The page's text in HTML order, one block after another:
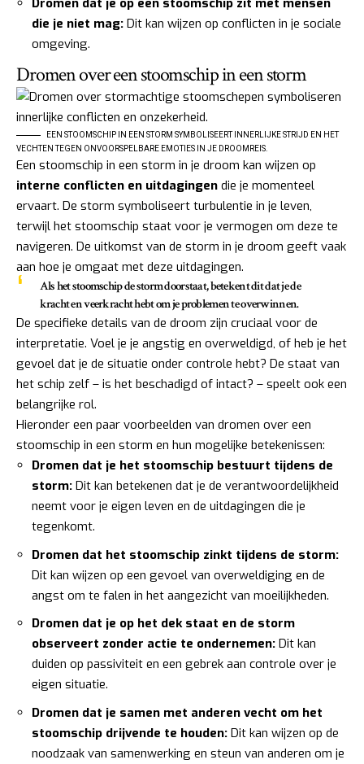
die je niet mag: Dit kan wijzen op conflicten in je sociale
omgeving.
Dromen over een stoomschip in een storm
EEN STOOMSCHIP IN EEN STORM SYMBOLISEERT INNERLIJKE STRIJD EN HET
VECHTEN TEGEN ONVOORSPELBARE EMOTIES IN JE DROOMREIS.
Een stoomschip in een storm in je droom kan wijzen op
interne conflicten en uitdagingen die je momenteel
ervaart. De storm symboliseert turbulentie in je leven,
terwijl het stoomschip staat voor je vermogen om deze te
navigeren. De uitkomst van de storm in je droom geeft vaak
aan hoe je omgaat met deze uitdagingen.
Als het stoomschip de storm doorstaat, betekent dit dat je de
kracht en veerkracht hebt om je problemen te overwinnen.
De specifieke details van de droom zijn cruciaal voor de
interpretatie. Voel je je angstig en overweldigd, of heb je het
gevoel dat je de situatie onder controle hebt? De staat van
het schip zelf – is het beschadigd of intact? – speelt ook een
belangrijke rol.
Hieronder een paar voorbeelden van dromen over een
stoomschip in een storm en hun mogelijke betekenissen:
Dromen dat je het stoomschip bestuurt tijdens de
storm: Dit kan betekenen dat je de verantwoordelijkheid
neemt voor je eigen leven en de uitdagingen die je
tegenkomt.
Dromen dat het stoomschip zinkt tijdens de storm:
Dit kan wijzen op een gevoel van overweldiging en de
angst om te falen in het aangezicht van moeilijkheden.
Dromen dat je op het dek staat en de storm
observeert zonder actie te ondernemen: Dit kan
duiden op passiviteit en een gebrek aan controle over je
eigen situatie.
Dromen dat je samen met anderen vecht om het
stoomschip drijvende te houden: Dit kan wijzen op de
noodzaak van samenwerking en steun van anderen om je